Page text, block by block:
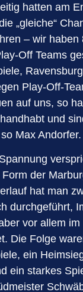
hatten am
„gleiche“
– wir haben
Off Teams
Play-Off-
auf uns, so
und
Max Andorfer.
der
hat man
durchgeführt,
vor allem
Die Folge
ein
ein starkes